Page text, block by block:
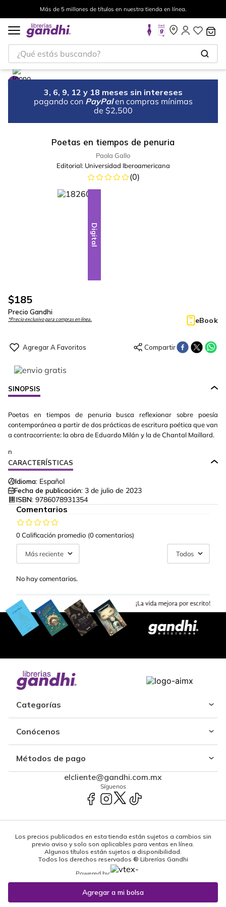
Más de 5 millones de títulos en nuestra tienda en línea.
¿Qué estás buscando?
3, 6, 9, 12 y 18 meses sin intereses
pagando con PayPal en compras mínimas
de $2,500
Poetas en tiempos de penuria
Paola Gallo
Editorial: Universidad Iberoamericana
(0)
Digital
$185
Precio Gandhi
*Precio exclusivo para compras en línea. eBook
SINOPSIS
Poetas en tiempos de penuria busca reflexionar sobre poesía
contemporánea a partir de dos prácticas de escritura poética que van
a contracorriente: la obra de Eduardo Milán y la de Chantal Maillard.
n
CARACTERÍSTICAS
Idioma: Español
Fecha de publicación: 3 de julio de 2023
ISBN: 9786078931354
Comentarios
0 Calificación promedio (0 comentarios)
Más reciente Todos
No hay comentarios.
Categorías
Conócenos
Métodos de pago
elcliente@gandhi.com.mx
Síguenos
Los precios publicados en esta tienda están sujetos a cambios sin
previo aviso y solo son aplicables para ventas en línea.
Algunos títulos están sujetos a disponibilidad.
Todos los derechos reservados ® Librerías Gandhi
Powered by: